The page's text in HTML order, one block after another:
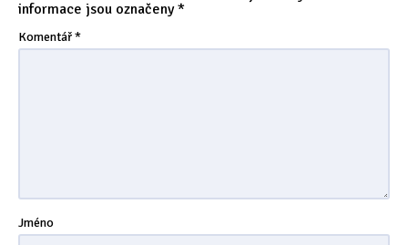
informace jsou označeny*
Komentář*
Jméno